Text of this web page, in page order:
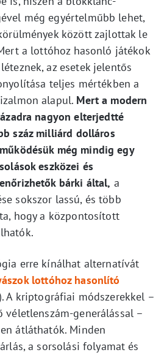
még egyértelműbb lehet,
között zajlottak le
a lottóhoz hasonló játékok
az esetek jelentős
teljes mértékben a
alapul. Mert a modern
nagyon elterjedtté
száz milliárd dolláros
még mindig egy
eszközei és
bárki által, a
sokszor lassú, és több
hogy a központosított
erre kínálhat alternatívát
lottóhoz hasonlító
A kriptográfiai módszerekkel –
generálással –
átláthatók. Minden
a sorsolási folyamat és